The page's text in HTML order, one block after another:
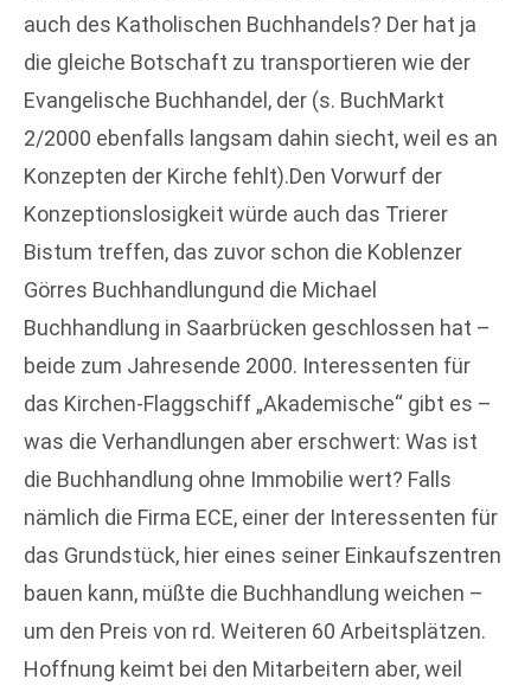
auch des Katholischen Buchhandels? Der hat ja
die gleiche Botschaft zu transportieren wie der
Evangelische Buchhandel, der (s. BuchMarkt
2/2000 ebenfalls langsam dahin siecht, weil es an
Konzepten der Kirche fehlt).Den Vorwurf der
Konzeptionslosigkeit würde auch das Trierer
Bistum treffen, das zuvor schon die Koblenzer
Görres Buchhandlungund die Michael
Buchhandlung in Saarbrücken geschlossen hat –
beide zum Jahresende 2000. Interessenten für
das Kirchen-Flaggschiff „Akademische“ gibt es –
was die Verhandlungen aber erschwert: Was ist
die Buchhandlung ohne Immobilie wert? Falls
nämlich die Firma ECE, einer der Interessenten für
das Grundstück, hier eines seiner Einkaufszentren
bauen kann, müßte die Buchhandlung weichen –
um den Preis von rd. Weiteren 60 Arbeitsplätzen.
Hoffnung keimt bei den Mitarbeitern aber, weil